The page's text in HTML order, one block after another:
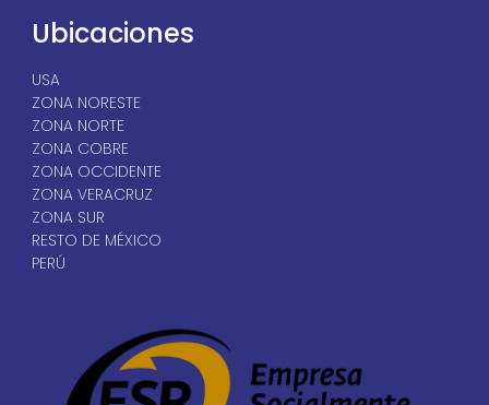
Ubicaciones
USA
ZONA NORESTE
ZONA NORTE
ZONA COBRE
ZONA OCCIDENTE
ZONA VERACRUZ
ZONA SUR
RESTO DE MÉXICO
PERÚ